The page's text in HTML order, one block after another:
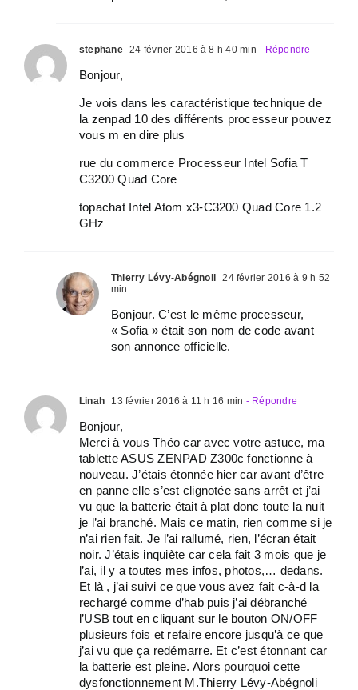
stephane 24 février 2016 à 8 h 40 min - Répondre
Bonjour,
Je vois dans les caractéristique technique de
la zenpad 10 des différents processeur pouvez
vous m en dire plus
rue du commerce Processeur Intel Sofia T
C3200 Quad Core
topachat Intel Atom x3-C3200 Quad Core 1.2
GHz
Thierry Lévy-Abégnoli 24 février 2016 à 9 h 52
min
Bonjour. C’est le même processeur,
« Sofia » était son nom de code avant
son annonce officielle.
Linah 13 février 2016 à 11 h 16 min - Répondre
Bonjour,
Merci à vous Théo car avec votre astuce, ma
tablette ASUS ZENPAD Z300c fonctionne à
nouveau. J’étais étonnée hier car avant d’être
en panne elle s’est clignotée sans arrêt et j’ai
vu que la batterie était à plat donc toute la nuit
je l’ai branché. Mais ce matin, rien comme si je
n’ai rien fait. Je l’ai rallumé, rien, l’écran était
noir. J’étais inquiète car cela fait 3 mois que je
l’ai, il y a toutes mes infos, photos,… dedans.
Et là , j’ai suivi ce que vous avez fait c-à-d la
rechargé comme d’hab puis j’ai débranché
l’USB tout en cliquant sur le bouton ON/OFF
plusieurs fois et refaire encore jusqu’à ce que
j’ai vu que ça redémarre. Et c’est étonnant car
la batterie est pleine. Alors pourquoi cette
dysfonctionnement M.Thierry Lévy-Abégnoli